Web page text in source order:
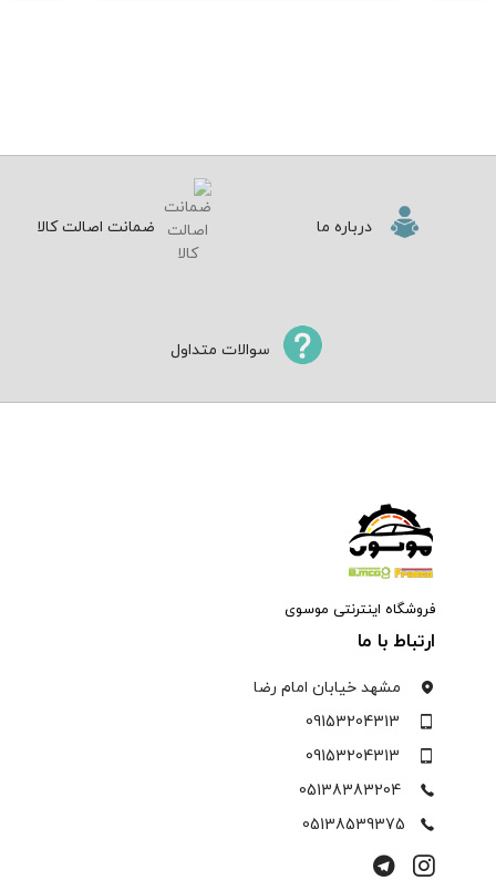
درباره ما ضمانت اصالت کالا
سوالات متداول
فروشگاه اینترنتی موسوی
ارتباط با ما
مشهد خیابان امام رضا
09153204313
09153204313
05138383204
05138539375